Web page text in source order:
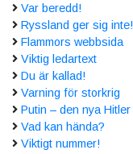
Var beredd!
Ryssland ger sig inte!
Flammors webbsida
Viktig ledartext
Du är kallad!
Varning för storkrig
Putin – den nya Hitler
Vad kan hända?
Viktigt nummer!